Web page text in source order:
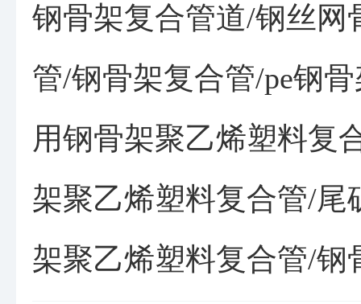
钢骨架复合管道/钢丝网
管/钢骨架复合管/pe钢
用钢骨架聚乙烯塑料复
架聚乙烯塑料复合管/尾
架聚乙烯塑料复合管/钢